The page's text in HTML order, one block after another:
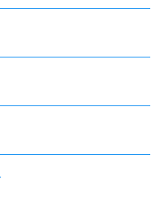
品
定
デル
ル
周年記念モデル